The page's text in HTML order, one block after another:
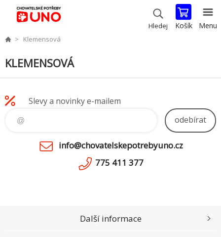
Hledej Košík Menu
Klemensová
KLEMENSOVÁ
Slevy a novinky e-mailem
odebírat
info@chovatelskepotrebyuno.cz
775 411 377
Další informace